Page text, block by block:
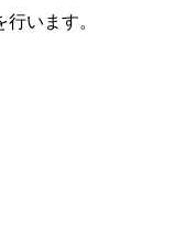
います。